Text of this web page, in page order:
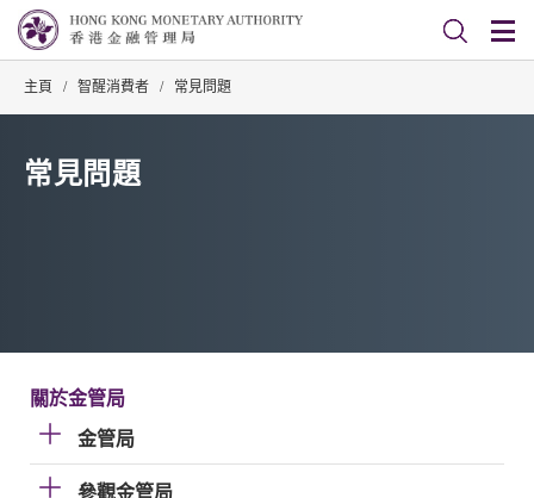
主頁 / 智醒消費者 / 常見問題
常見問題
關於金管局
金管局
參觀金管局